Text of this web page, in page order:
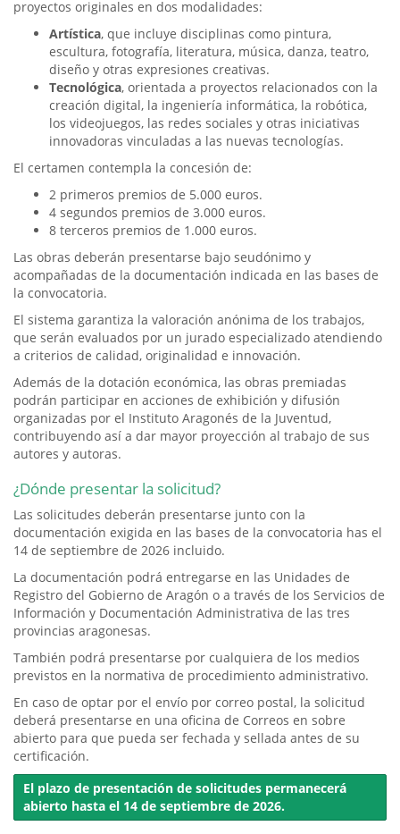
proyectos originales en dos modalidades:
Artística, que incluye disciplinas como pintura,
escultura, fotografía, literatura, música, danza, teatro,
diseño y otras expresiones creativas.
Tecnológica, orientada a proyectos relacionados con la
creación digital, la ingeniería informática, la robótica,
los videojuegos, las redes sociales y otras iniciativas
innovadoras vinculadas a las nuevas tecnologías.
El certamen contempla la concesión de:
2 primeros premios de 5.000 euros.
4 segundos premios de 3.000 euros.
8 terceros premios de 1.000 euros.
Las obras deberán presentarse bajo seudónimo y
acompañadas de la documentación indicada en las bases de
la convocatoria.
El sistema garantiza la valoración anónima de los trabajos,
que serán evaluados por un jurado especializado atendiendo
a criterios de calidad, originalidad e innovación.
Además de la dotación económica, las obras premiadas
podrán participar en acciones de exhibición y difusión
organizadas por el Instituto Aragonés de la Juventud,
contribuyendo así a dar mayor proyección al trabajo de sus
autores y autoras.
¿Dónde presentar la solicitud?
Las solicitudes deberán presentarse junto con la
documentación exigida en las bases de la convocatoria has el
14 de septiembre de 2026 incluido.
La documentación podrá entregarse en las Unidades de
Registro del Gobierno de Aragón o a través de los Servicios de
Información y Documentación Administrativa de las tres
provincias aragonesas.
También podrá presentarse por cualquiera de los medios
previstos en la normativa de procedimiento administrativo.
En caso de optar por el envío por correo postal, la solicitud
deberá presentarse en una oficina de Correos en sobre
abierto para que pueda ser fechada y sellada antes de su
certificación.
El plazo de presentación de solicitudes permanecerá
abierto hasta el 14 de septiembre de 2026.